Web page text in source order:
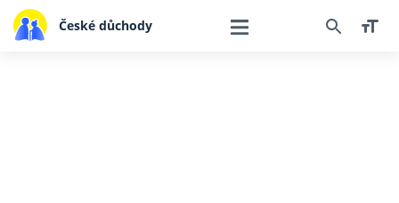
České důchody